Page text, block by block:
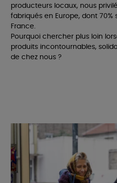
producteurs locaux, nous
fabriqués en Europe, dont 70%
France.
Pourquoi chercher plus loin
produits incontournables,
de chez nous ?